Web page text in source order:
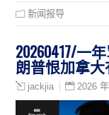
新闻报导
20260417/一
朗普恨加拿
jackjia 2026